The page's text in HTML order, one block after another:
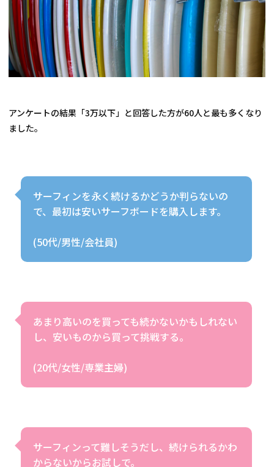
アンケートの結果「3万以下」と回答した方が60人と最も多くなり
ました。
サーフィンを永く続けるかどうか判らないの
で、最初は安いサーフボードを購入します。
(50代/男性/会社員)
あまり高いのを買っても続かないかもしれない
し、安いものから買って挑戦する。
(20代/女性/専業主婦)
サーフィンって難しそうだし、続けられるかわ
からないからお試しで。